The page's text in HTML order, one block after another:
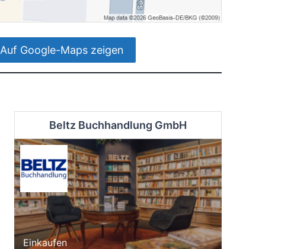
Auf Google-Maps zeigen
Beltz Buchhandlung GmbH
Einkaufen